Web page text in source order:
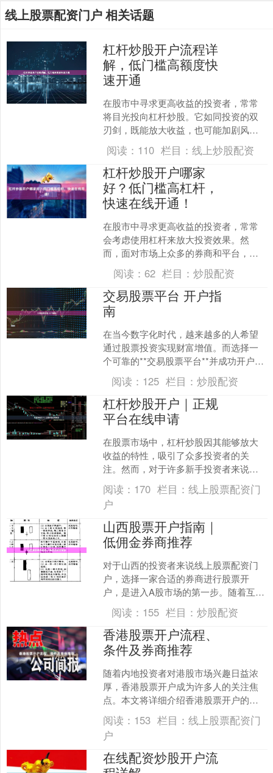
线上股票配资门户 相关话题
杠杆炒股开户流程详
解，低门槛高额度快
速开通
在股市中寻求更高收益的投资者，常常
将目光投向杠杆炒股。它如同投资的双
刃剑，既能放大收益，也可能加剧风
险。本文将为您详细解析杠杆炒股的开
户流程，揭秘如何实现低门槛....
阅读： 110 栏目： 线上炒股配资
杠杆炒股开户哪家
好？低门槛高杠杆，
快速在线开通！
在股市中寻求更高收益的投资者，常常
会考虑使用杠杆来放大投资效果。然
而，面对市场上众多的券商和平台，如
何选择一家靠谱的杠杆炒股开户机构？
低门槛、高杠杆、快速在线开....
阅读： 62 栏目： 炒股配资
交易股票平台 开户指
南
在当今数字化时代，越来越多的人希望
通过股票投资实现财富增值。而选择一
个可靠的**交易股票平台**并成功开户，
是迈出投资第一步的关键。本文将为您
详细解析开户流程、....
阅读： 125 栏目：炒股配资
杠杆炒股开户｜正规
平台在线申请
在股票市场中，杠杆炒股因其能够放大
收益的特性，吸引了众多投资者的关
注。然而，对于许多新手投资者来说，
如何选择一个正规的杠杆炒股平台，以
及如何顺利完成开户，往往是....
阅读： 170 栏目：线上股票配资门
户
山西股票开户指南｜
低佣金券商推荐
对于山西的投资者来说线上股票配资门
户，选择一家合适的券商进行股票开
户，是进入A股市场的第一步。随着互联
网证券的普及，开户流程已大幅简化，
但如何找到低佣金、服务好....
阅读： 155 栏目：炒股配资
香港股票开户流程、
条件及券商推荐
随着内地投资者对港股市场兴趣日益浓
厚，香港股票开户成为许多人的关注焦
点。本文将详细介绍香港股票开户的流
程、条件，并推荐几家优质券商，帮助
您顺利开启港股投资之旅。....
阅读： 153 栏目：线上股票配资门
户
在线配资炒股开户流